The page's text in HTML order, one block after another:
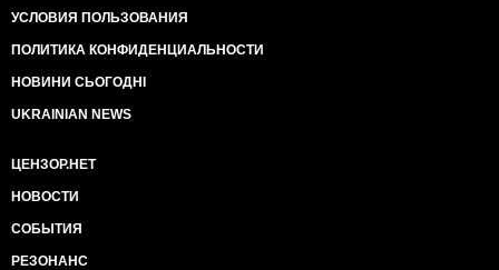
УСЛОВИЯ ПОЛЬЗОВАНИЯ
ПОЛИТИКА КОНФИДЕНЦИАЛЬНОСТИ
НОВИНИ СЬОГОДНІ
UKRAINIAN NEWS
ЦЕНЗОР.НЕТ
НОВОСТИ
СОБЫТИЯ
РЕЗОНАНС